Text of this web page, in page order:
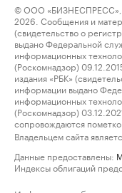
© ООО
2026. Сообщения и
(свидетельство о
выдано Федеральной
информационных
(Роскомнадзор)
издания «РБК»
информации выдано
информационных
(Роскомнадзор)
сопровождаются
Владельцем сайта
Данные предоставлены:
Индексы облигаций